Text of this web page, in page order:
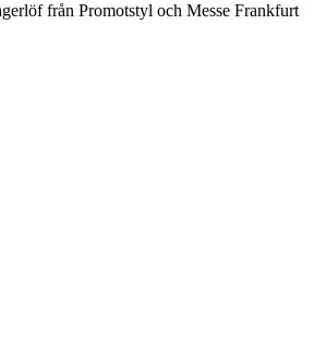
från Promotstyl och Messe Frankfurt